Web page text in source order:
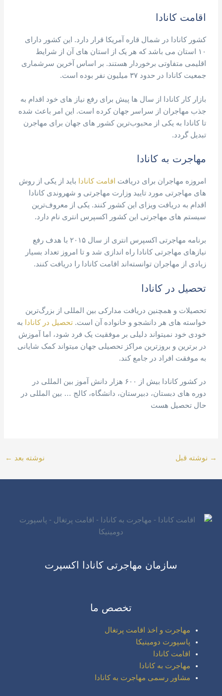
اقامت کانادا
کشور کانادا در شمال قاره آمریکا قرار دارد. این کشور دارای
۱۰ استان می باشد که هر یک از استان های آن از شرایط
اقلیمی متفاوتی برخوردار هستند. بر اساس آخرین سرشماری
جمعیت کانادا در حدود ۳۷ میلیون نفر بوده است.
بازار کار کانادا از سال ها پیش برای رفع نیاز های خود اقدام به
جذب مهاجران از سراسر جهان کرده است. این امر باعث شده
تا کانادا به یکی از محبوب‌ترین کشور های جهان برای مهاجرن
تبدیل گردد.
مهاجرت به کانادا
امروزه مهاجران برای دریافت اقامت کانادا
باید از یکی از روش
های مهاجرتی مورد تایید وزارت مهاجرتی و شهروندی کانادا
اقدام به دریافت ویزای این کشور کنند. یکی از معروف‌ترین
سیستم های مهاجرتی این کشور اکسپرس انتری نام دارد.
برنامه مهاجرتی اکسپرس انتری از سال ۲۰۱۵ با هدف رفع
نیازهای مهاجرتی کانادا راه اندازی شد و تا امروز تعداد بسیار
زیادی از مهاجران توانسته‌اند اقامت کانادا را دریافت کنند.
تحصیل در کانادا
تحصیلات و همچنین دریافت مدارکی بین المللی از بزرگ‌ترین
خواسته های هر دانشجو و خانواده آن است.تحصیل در کانادا
به
خودی خود نمیتواند دلیلی بر موفقیت یک فرد شود، اما آموزش
در برترین و بروزترین مراکز تحصیلی جهان میتواند کمک شایانی
به موفقت افراد در جامع کند.
در کشور کانادا بیش از ۶۰۰ هزار دانش آموز بین المللی در
دوره های دبستان، دبیرستان، دانشگاه، کالج … بین المللی در
حال تحصیل هست
→ نوشته قبل نوشته بعد ←
سازمان مهاجرتی کانادا اکسپرت
تخصص ما
مهاجرت و اخذ اقامت پرتغال
پاسپورت دومینیکا
اقامت کانادا
مهاجرت به کانادا
مشاور رسمی مهاجرت به کانادا